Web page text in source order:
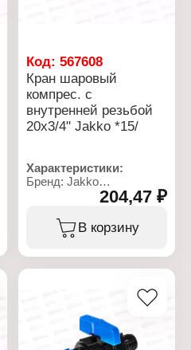
Код:567608
Кран шаровый
компрес. с
внутренней резьбой
20x3/4" Jakko *15/
Характеристики:
Бренд: Jakko
Артикул: 704019702T
Тип: компрессионный
Вид: шаровый
Материал: полиэтилен
Тип вентиля: ручка
Вид ручки: прямая
204,47 ₽
В корзину